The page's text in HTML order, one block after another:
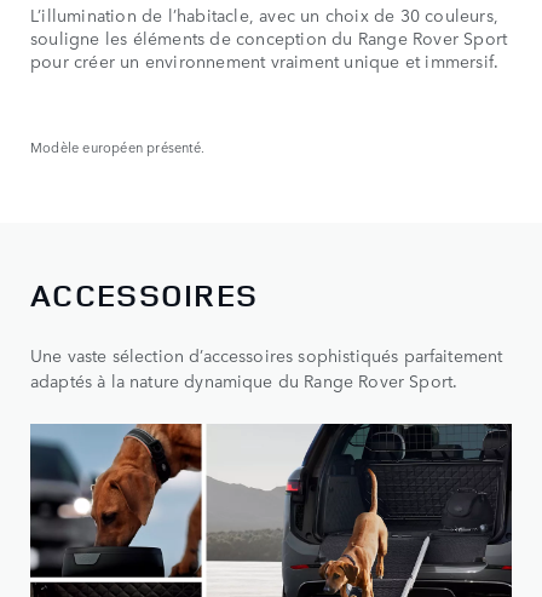
L’illumination de l’habitacle, avec un choix de 30 couleurs,
souligne les éléments de conception du Range Rover Sport
pour créer un environnement vraiment unique et immersif.
Modèle européen présenté.
ACCESSOIRES
Une vaste sélection d’accessoires sophistiqués parfaitement
adaptés à la nature dynamique du Range Rover Sport.